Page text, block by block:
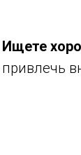
Ищете
привлечь